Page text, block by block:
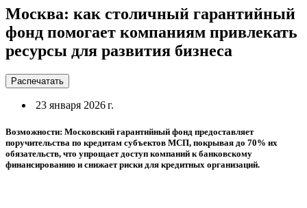
Москва: как столичный гарантийный
фонд помогает компаниям привлекать
ресурсы для развития бизнеса
Распечатать
23 января 2026 г.
Возможности: Московский гарантийный фонд предоставляет
поручительства по кредитам субъектов МСП, покрывая до 70% их
обязательств, что упрощает доступ компаний к банковскому
финансированию и снижает риски для кредитных организаций.